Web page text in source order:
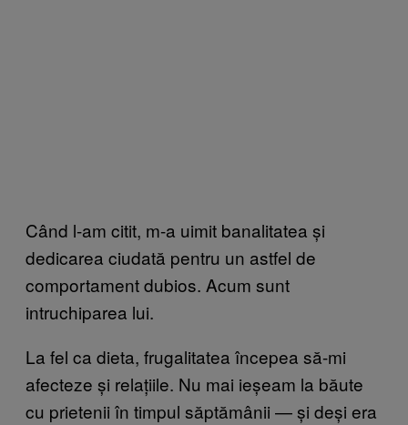
Când l-am citit, m-a uimit banalitatea și
dedicarea ciudată pentru un astfel de
comportament dubios. Acum sunt
intruchiparea lui.
La fel ca dieta, frugalitatea începea să-mi
afecteze și relațiile. Nu mai ieșeam la băute
cu prietenii în timpul săptămânii — și deși era